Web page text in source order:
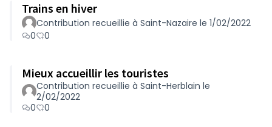
Trains en hiver
Contribution recueillie à Saint-Nazaire le 1/02/2022
0
0
Mieux accueillir les touristes
Contribution recueillie à Saint-Herblain le
2/02/2022
0
0